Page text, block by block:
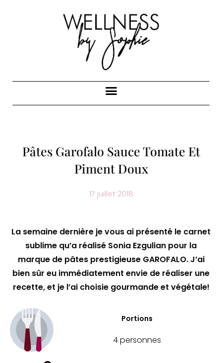
Pâtes Garofalo Sauce Tomate Et
Piment Doux
17 juillet 2018
La semaine dernière je vous ai présenté le carnet
sublime qu’a réalisé Sonia Ezgulian pour la
marque de pâtes prestigieuse GAROFALO. J’ai
bien sûr eu immédiatement envie de réaliser une
recette, et je l’ai choisie gourmande et végétale!
Portions
4 personnes